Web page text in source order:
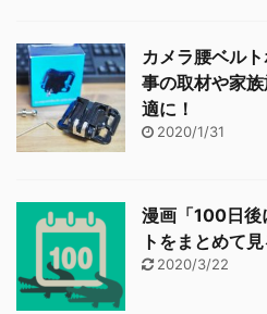
カメラ腰ベル
事の取材や家
適に！
2020/1/31
漫画「100日後
トをまとめて
2020/3/22